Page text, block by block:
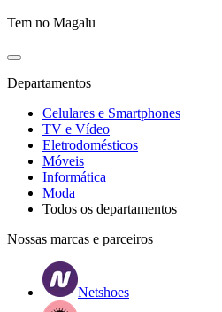
Tem no Magalu
Departamentos
Celulares e Smartphones
TV e Vídeo
Eletrodomésticos
Móveis
Informática
Moda
Todos os departamentos
Nossas marcas e parceiros
Netshoes